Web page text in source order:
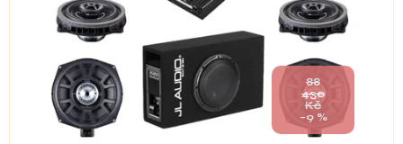
88
430
Kč
–9 %